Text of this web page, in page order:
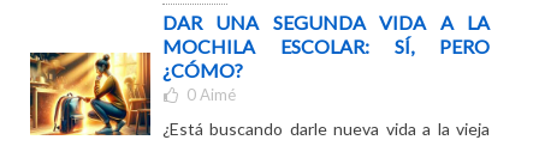
¡Y su hijo también!
Leer más
DAR UNA SEGUNDA VIDA A LA
MOCHILA ESCOLAR: SÍ, PERO
¿CÓMO?